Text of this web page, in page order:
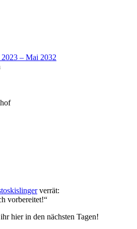
– Mai 2032
verrät:
vorbereitet!“
hier in den nächsten Tagen!